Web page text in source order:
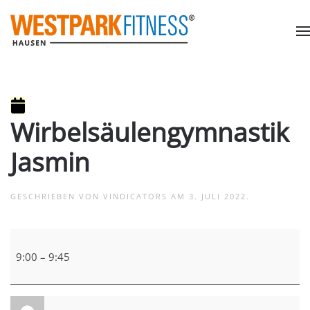
Wirbelsäulengymnastik
Jasmin
GESCHRIEBEN VON VINDICATORS AM 3. JULI 2022 .
Jasmin
9:00 – 9:45